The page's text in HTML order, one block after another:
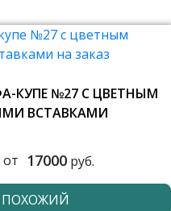
КУПЕ №27 С ЦВЕТНЫМ
ВСТАВКАМИ
17000руб.
ПОХОЖИЙ